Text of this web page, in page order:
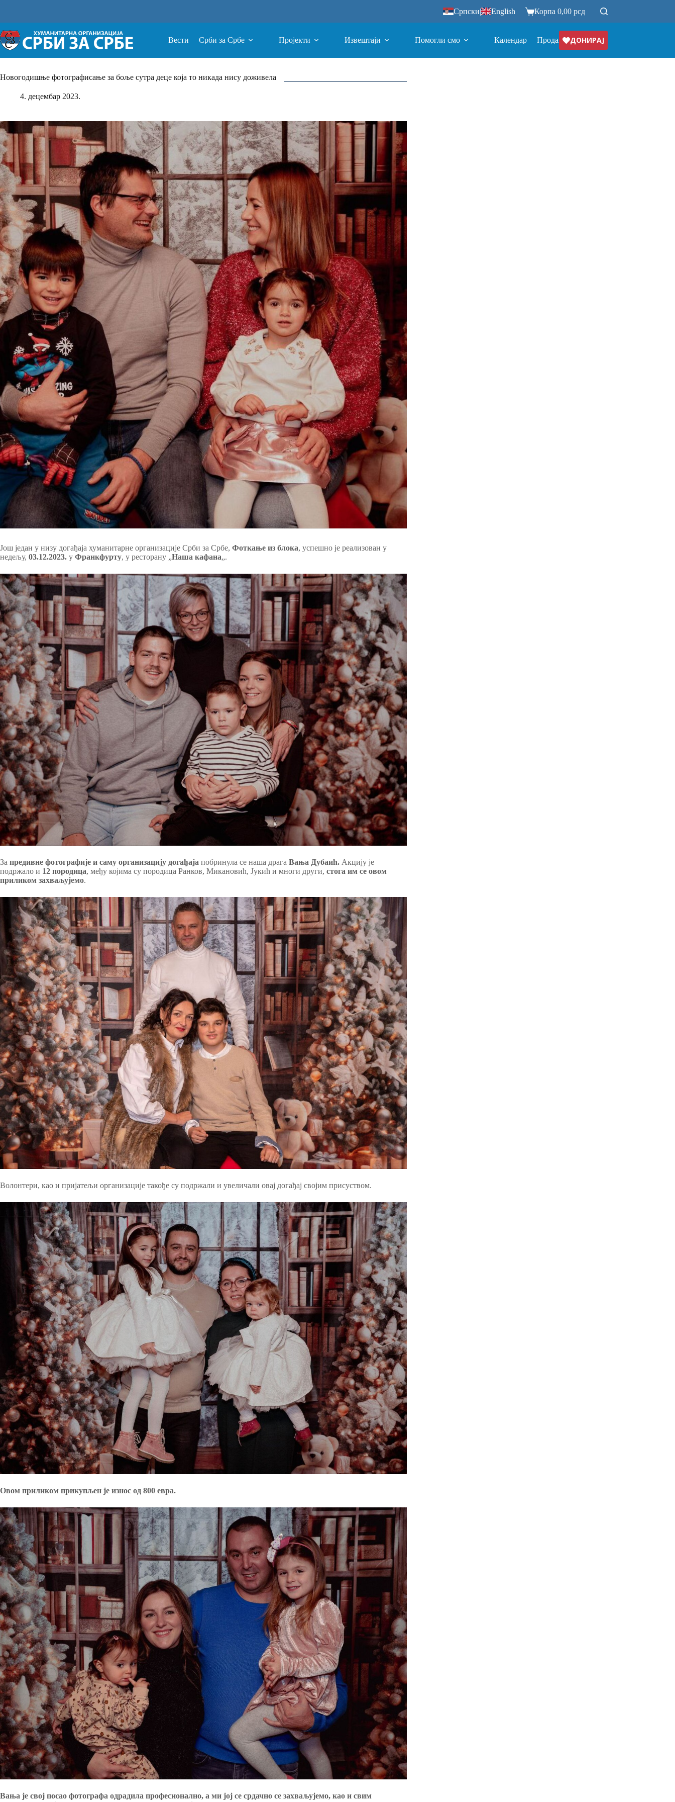
Српски| English Корпа 0,00 рсд
Вести Срби за Србе Пројекти Извештаји Помогли смо Календар ПродавницаДОНИРАЈ
Новогодишње фотографисање за боље сутра деце која то никада нису доживела
4. децембар 2023.
Још један у низу догађаја хуманитарне организације Срби за Србе, Фоткање из блока, успешно је реализован у
недељу, 03.12.2023. у Франкфурту, у ресторану „Наша кафана„.
За предивне фотографије и саму организацију догађаја побринула се наша драга Вања Дубаић. Акцију је
подржало и 12 породица, међу којима су породица Ранков, Микановић, Јукић и многи други, стога им се овом
приликом захваљујемо.
Волонтери, као и пријатељи организације такође су подржали и увеличали овај догађај својим присуством.
Овом приликом прикупљен је износ од 800 евра.
Вања је свој посао фотографа одрадила професионално, а ми јој се срдачно се захваљујемо, као и свим